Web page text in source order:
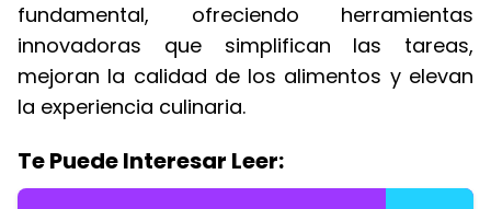
fundamental, ofreciendo herramientas
innovadoras que simplifican las tareas,
mejoran la calidad de los alimentos y elevan
la experiencia culinaria.
Te Puede Interesar Leer: